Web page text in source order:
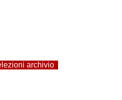
archivio